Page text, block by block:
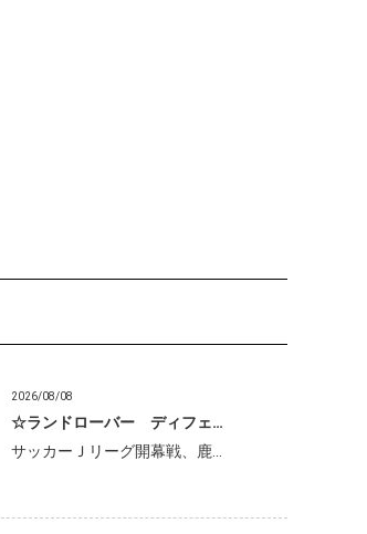
2026/08/08
☆ランドローバー ディフェ…
サッカーＪリーグ開幕戦、鹿…